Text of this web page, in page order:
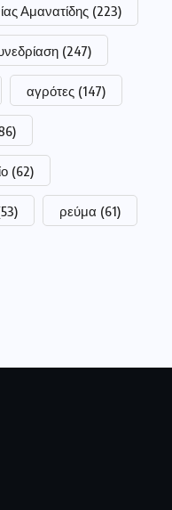
Αμανατίδης (223)
(247)
αγρότες (147)
(62)
ρεύμα (61)